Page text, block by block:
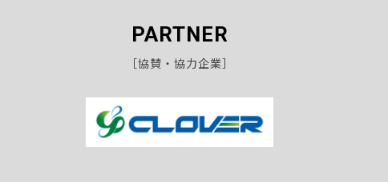
PARTNER
［協賛・協力企業］